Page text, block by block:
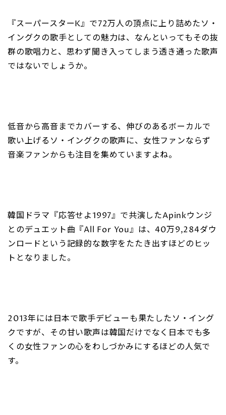
『スーパースターK』で72万人の頂点に上り詰めたソ・
イングクの歌手としての魅力は、なんといってもその抜
群の歌唱力と、思わず聞き入ってしまう透き通った歌声
ではないでしょうか。
低音から高音までカバーする、伸びのあるボーカルで
歌い上げるソ・イングクの歌声に、女性ファンならず
音楽ファンからも注目を集めていますよね。
韓国ドラマ『応答せよ1997』で共演したApinkウンジ
とのデュエット曲『All For You』は、40万9,284ダウ
ンロードという記録的な数字をたたき出すほどのヒッ
トとなりました。
2013年には日本で歌手デビューも果たしたソ・イング
クですが、その甘い歌声は韓国だけでなく日本でも多
くの女性ファンの心をわしづかみにするほどの人気で
す。